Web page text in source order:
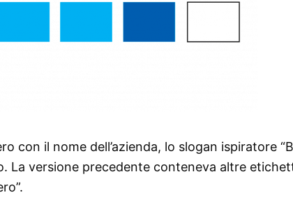
con il nome dell’azienda, lo slogan ispiratore
La versione precedente conteneva altre